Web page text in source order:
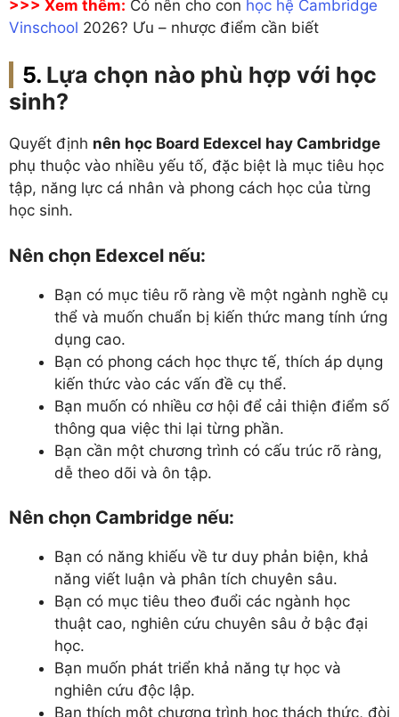
>>> Xem thêm: Có nên cho con học hệ Cambridge
Vinschool 2026? Ưu – nhược điểm cần biết
Lựa chọn nào phù hợp với học
sinh?
Quyết định nên học Board Edexcel hay Cambridge
phụ thuộc vào nhiều yếu tố, đặc biệt là mục tiêu học
tập, năng lực cá nhân và phong cách học của từng
học sinh.
Nên chọn Edexcel nếu:
Bạn có mục tiêu rõ ràng về một ngành nghề cụ
thể và muốn chuẩn bị kiến thức mang tính ứng
dụng cao.
Bạn có phong cách học thực tế, thích áp dụng
kiến thức vào các vấn đề cụ thể.
Bạn muốn có nhiều cơ hội để cải thiện điểm số
thông qua việc thi lại từng phần.
Bạn cần một chương trình có cấu trúc rõ ràng,
dễ theo dõi và ôn tập.
Nên chọn Cambridge nếu:
Bạn có năng khiếu về tư duy phản biện, khả
năng viết luận và phân tích chuyên sâu.
Bạn có mục tiêu theo đuổi các ngành học
thuật cao, nghiên cứu chuyên sâu ở bậc đại
học.
Bạn muốn phát triển khả năng tự học và
nghiên cứu độc lập.
Bạn thích một chương trình học thách thức, đòi